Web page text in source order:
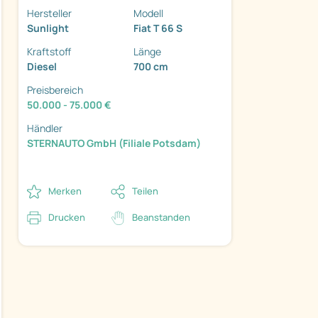
Hersteller
Sunlight
Modell
Fiat T 66 S
Kraftstoff
Diesel
Länge
700 cm
Preisbereich
50.000 - 75.000 €
Händler
STERNAUTO GmbH (Filiale Potsdam)
Merken Teilen
Drucken Beanstanden